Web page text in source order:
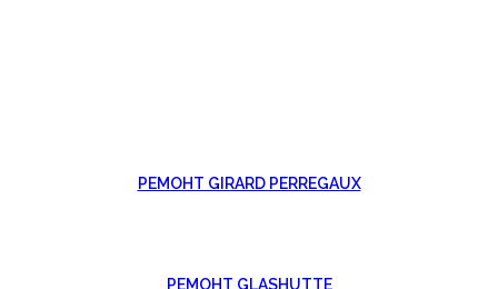
РЕМОНТ GIRARD PERREGAUX
РЕМОНТ GLASHUTTE